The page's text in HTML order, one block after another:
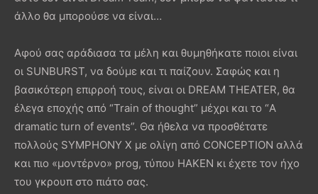
άλλο θα μπορούσε να είναι…
Αφού σας αράδιασα τα μέλη και θυμηθήκατε ποιοι είναι
οι SUNBURST, να δούμε και τι παίζουν. Σαφώς και η
βασικότερη επιρροή τους, είναι οι DREAM THEATER, θα
έλεγα εποχής από “Train of thought” μέχρι και το “A
dramatic turn of events”. Θα ήθελα να προσθέτατε
πολλούς SYMPHONY X με ολίγη από CONCEPTION αλλά
και πιο «μοντέρνο» prog, τύπου HAKEN κι έχετε τον ήχο
του γκρουπ στο πιάτο σας.